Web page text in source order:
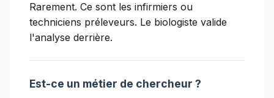
Rarement. Ce sont les infirmiers ou
techniciens préleveurs. Le biologiste valide
l'analyse derrière.
Est-ce un métier de chercheur ?